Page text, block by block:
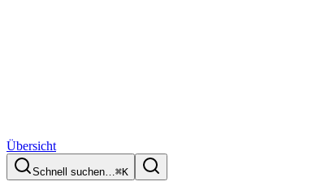
Übersicht
Schnell suchen…⌘K